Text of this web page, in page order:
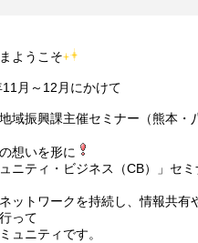
ようこそ
月～12月にかけて
域振興課主催セミナー（熊本・
想いを形に
ュニティ・ビジネス（CB）」セ
ットワークを持続し、情報共有
って
ュニティです。